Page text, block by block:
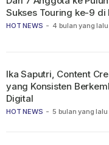
HOT NEWS - 4 bulan yang lalu
Sukses Touring ke-9 di
HOT NEWS - 5 bulan yang lalu
Ika Saputri, Content
yang Konsisten
Digital